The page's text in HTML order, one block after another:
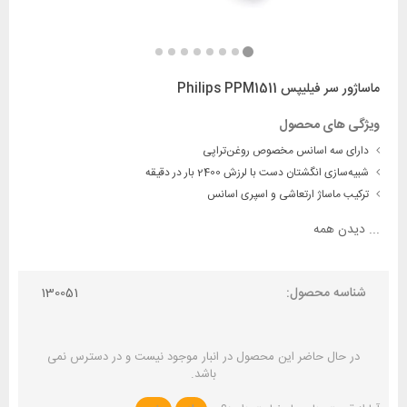
ماساژور سر فیلیپس Philips PPM1511
ویژگی های محصول
دارای سه اسانس مخصوص روغن‌تراپی
شبیه‌سازی انگشتان دست با لرزش 2400 بار در دقیقه
ترکیب ماساژ ارتعاشی و اسپری اسانس
... دیدن همه
شناسه محصول: 130051
در حال حاضر این محصول در انبار موجود نیست و در دسترس نمی
باشد.